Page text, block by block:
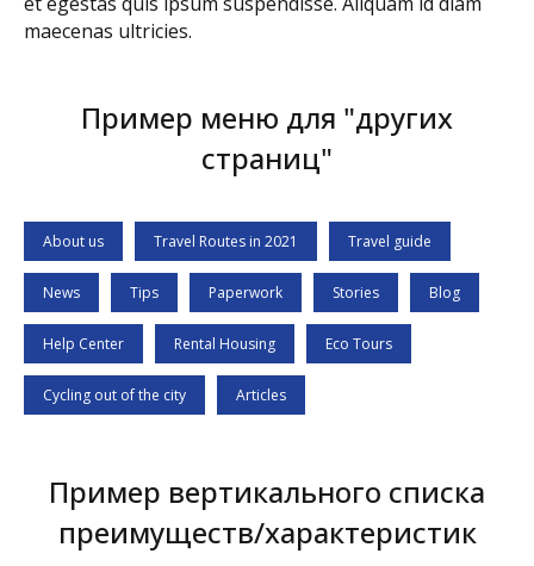
maecenas ultricies.
Пример меню для "других
страниц"
About us Travel Routes in 2021 Travel guide
News Tips Paperwork Stories Blog
Help Center Rental Housing Eco Tours
Cycling out of the city Articles
Пример вертикального списка
преимуществ/характеристик